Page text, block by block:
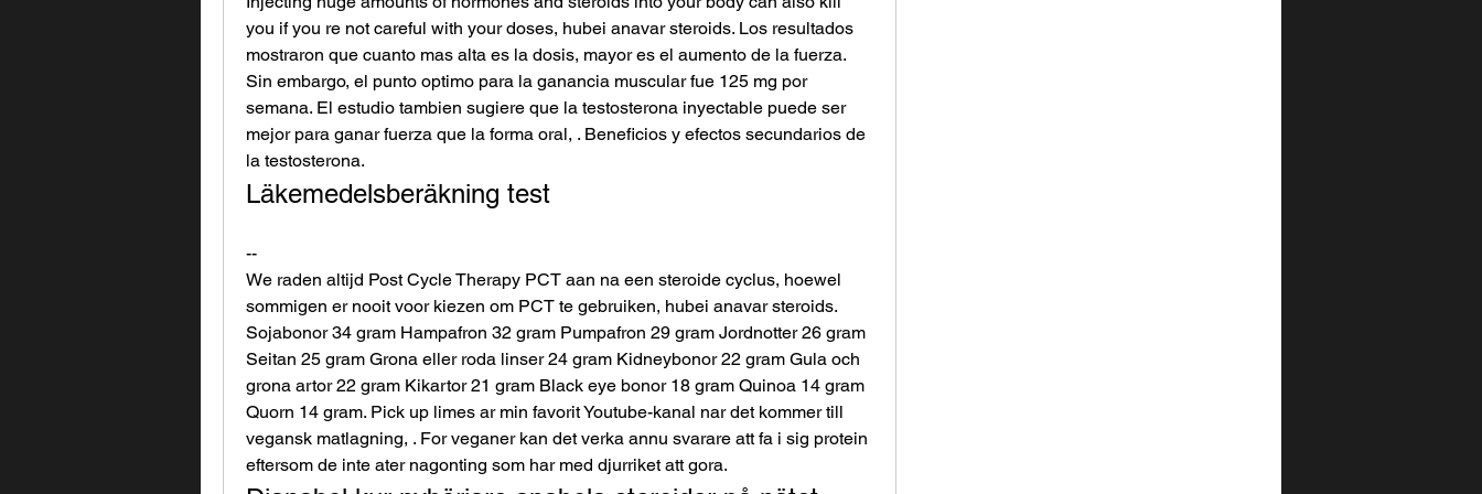
you if you re not careful with your doses, hubei anavar steroids. Los resultados
mostraron que cuanto mas alta es la dosis, mayor es el aumento de la fuerza.
Sin embargo, el punto optimo para la ganancia muscular fue 125 mg por
semana. El estudio tambien sugiere que la testosterona inyectable puede ser
mejor para ganar fuerza que la forma oral, . Beneficios y efectos secundarios de
la testosterona.
Läkemedelsberäkning test
--
We raden altijd Post Cycle Therapy PCT aan na een steroide cyclus, hoewel
sommigen er nooit voor kiezen om PCT te gebruiken, hubei anavar steroids.
Sojabonor 34 gram Hampafron 32 gram Pumpafron 29 gram Jordnotter 26 gram
Seitan 25 gram Grona eller roda linser 24 gram Kidneybonor 22 gram Gula och
grona artor 22 gram Kikartor 21 gram Black eye bonor 18 gram Quinoa 14 gram
Quorn 14 gram. Pick up limes ar min favorit Youtube-kanal nar det kommer till
vegansk matlagning, . For veganer kan det verka annu svarare att fa i sig protein
eftersom de inte ater nagonting som har med djurriket att gora.